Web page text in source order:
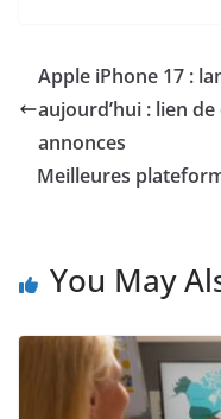
Apple iPhone 17 :
aujourd’hui : lien
annonces
Meilleures
You May